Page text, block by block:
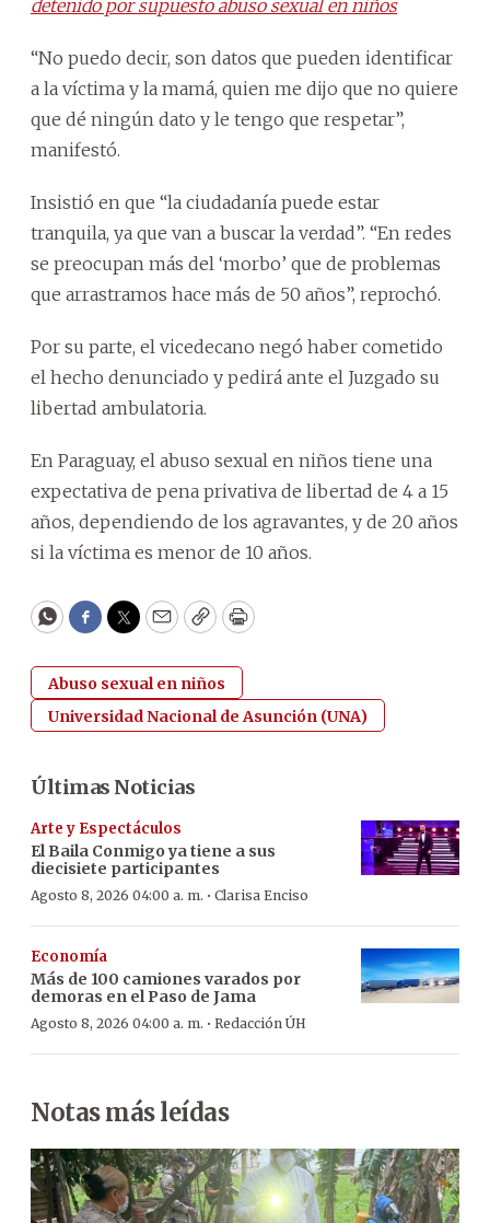
detenido por supuesto abuso sexual en niños
“No puedo decir, son datos que pueden identificar
a la víctima y la mamá, quien me dijo que no quiere
que dé ningún dato y le tengo que respetar”,
manifestó.
Insistió en que “la ciudadanía puede estar
tranquila, ya que van a buscar la verdad”. “En redes
se preocupan más del ‘morbo’ que de problemas
que arrastramos hace más de 50 años”, reprochó.
Por su parte, el vicedecano negó haber cometido
el hecho denunciado y pedirá ante el Juzgado su
libertad ambulatoria.
En Paraguay, el abuso sexual en niños tiene una
expectativa de pena privativa de libertad de 4 a 15
años, dependiendo de los agravantes, y de 20 años
si la víctima es menor de 10 años.
WhatsApp
Facebook
Twitter
EmailCopyPrint
Abuso sexual en niños
Universidad Nacional de Asunción (UNA)
Últimas Noticias
Arte y Espectáculos
El Baila Conmigo ya tiene a sus
diecisiete participantes
Agosto 8, 2026 04:00 a. m. · Clarisa Enciso
Economía
Más de 100 camiones varados por
demoras en el Paso de Jama
Agosto 8, 2026 04:00 a. m. · Redacción ÚH
Notas más leídas